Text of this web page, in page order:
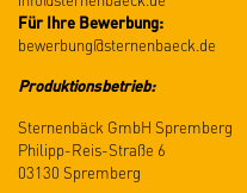
Für Ihre Bewerbung:
bewerbung@sternenbaeck.de
Produktionsbetrieb:
Sternenbäck GmbH Spremberg
Philipp-Reis-Straße 6
03130 Spremberg